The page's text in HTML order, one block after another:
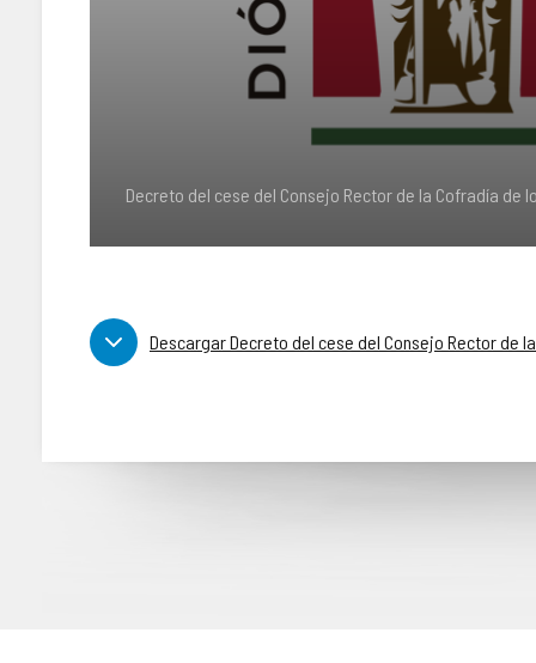
Decreto del cese del Consejo Rector de la Cofradía de
Descargar Decreto del cese del Consejo Rector de